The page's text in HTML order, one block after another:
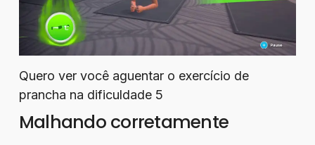
Quero ver você aguentar o exercício de
prancha na dificuldade 5
Malhando corretamente